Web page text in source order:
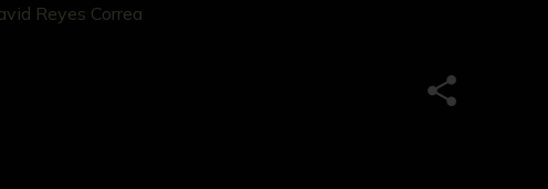
Reyes Correa
Compartir